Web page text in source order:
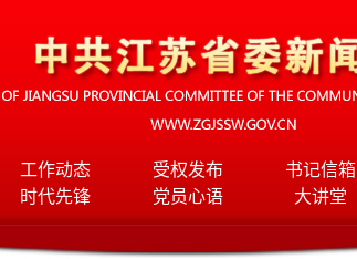
工作动态 受权发布 书记信箱
时代先锋 党员心语 大讲堂